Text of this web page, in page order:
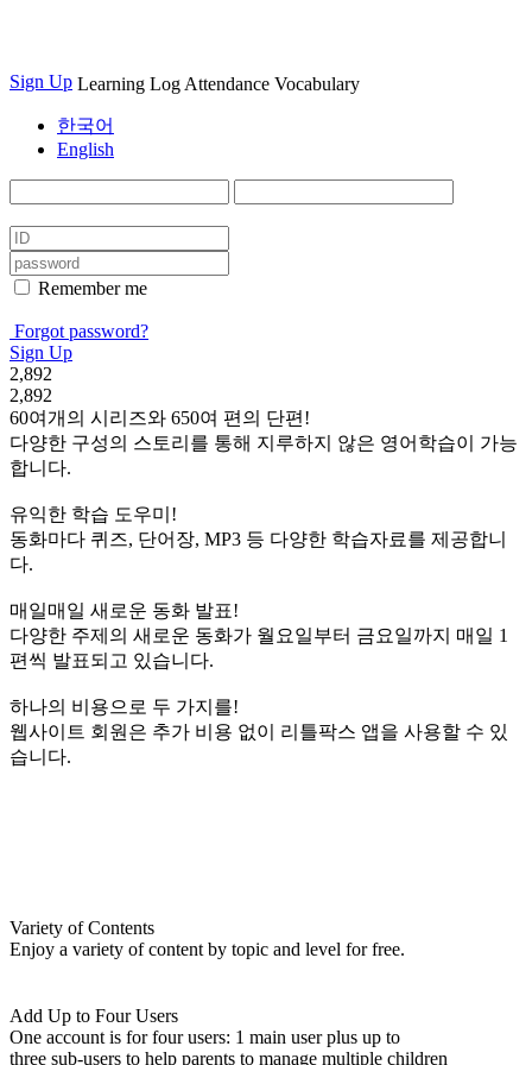
Sign Up Learning Log Attendance Vocabulary
한국어
English
Remember me
Forgot password?
Sign Up
2,892
2,892
60여개의 시리즈와 650여 편의 단편!
다양한 구성의 스토리를 통해 지루하지 않은 영어학습이 가능
합니다.
유익한 학습 도우미!
동화마다 퀴즈, 단어장, MP3 등 다양한 학습자료를 제공합니
다.
매일매일 새로운 동화 발표!
다양한 주제의 새로운 동화가 월요일부터 금요일까지 매일 1
편씩 발표되고 있습니다.
하나의 비용으로 두 가지를!
웹사이트 회원은 추가 비용 없이 리틀팍스 앱을 사용할 수 있
습니다.
Variety of Contents
Enjoy a variety of content by topic and level for free.
Add Up to Four Users
One account is for four users: 1 main user plus up to
three sub-users to help parents to manage multiple children